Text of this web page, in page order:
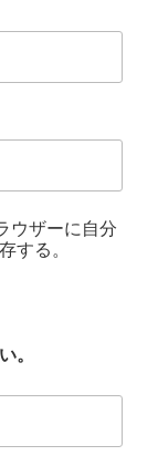
ウザーに自分
する。
。